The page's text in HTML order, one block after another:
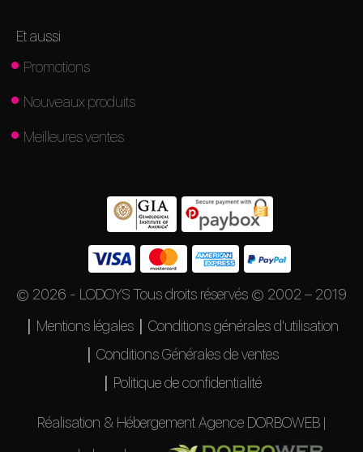
Et aussi
Promotions
Nouveaux produits
Meilleures ventes
© 2026 - LODOYS Tous droits réservés © 2002 – 2019
Mentions légales
Conditions générales d'utilisation
Conditions Générales de ventes
Politique de confidentialité
Réalisation & Hébergement Agence DORBOWEB |